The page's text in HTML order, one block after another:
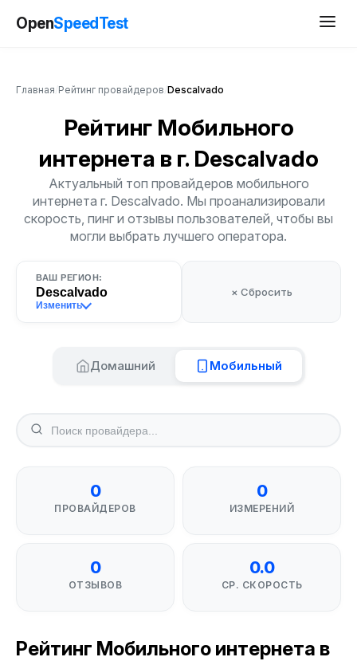
OpenSpeedTest
Главная Рейтинг провайдеров Descalvado
Рейтинг Мобильного
интернета в г. Descalvado
Актуальный топ провайдеров мобильного
интернета г. Descalvado. Мы проанализировали
скорость, пинг и отзывы пользователей, чтобы вы
могли выбрать лучшего оператора.
ВАШ РЕГИОН:
Descalvado
Изменить
× Сбросить
Домашний Мобильный
0
ПРОВАЙДЕРОВ
0
ИЗМЕРЕНИЙ
0
ОТЗЫВОВ
0.0
СР. СКОРОСТЬ
Рейтинг Мобильного интернета в